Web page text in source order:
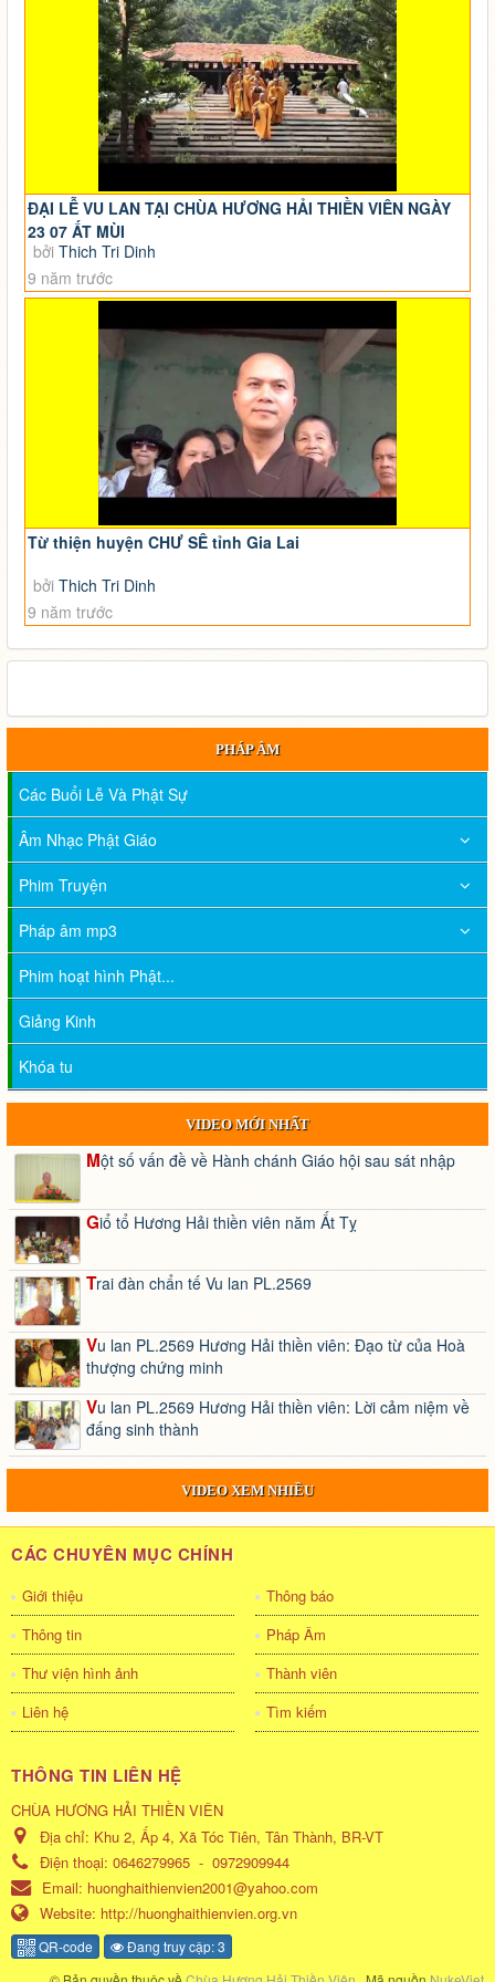
ĐẠI LỄ VU LAN TẠI CHÙA HƯƠNG HẢI THIỀN VIÊN NGÀY
23 07 ẤT MÙI
bởi Thich Tri Dinh
9 năm trước
Từ thiện huyện CHƯ SÊ tỉnh Gia Lai
bởi Thich Tri Dinh
9 năm trước
PHÁP ÂM
Các Buổi Lễ Và Phật Sự
Âm Nhạc Phật Giáo
Phim Truyện
Pháp âm mp3
Phim hoạt hình Phật...
Giảng Kinh
Khóa tu
VIDEO MỚI NHẤT
Một số vấn đề về Hành chánh Giáo hội sau sát nhập
Giổ tổ Hương Hải thiền viên năm Ất Tỵ
Trai đàn chẩn tế Vu lan PL.2569
Vu lan PL.2569 Hương Hải thiền viên: Đạo từ của Hoà
thượng chứng minh
Vu lan PL.2569 Hương Hải thiền viên: Lời cảm niệm về
đấng sinh thành
VIDEO XEM NHIỀU
CÁC CHUYÊN MỤC CHÍNH
Giới thiệu
Thông báo
Thông tin
Pháp Âm
Thư viện hình ảnh
Thành viên
Liên hệ
Tìm kiếm
THÔNG TIN LIÊN HỆ
CHÙA HƯƠNG HẢI THIỀN VIÊN
Địa chỉ: Khu 2, Ấp 4, Xã Tóc Tiên, Tân Thành, BR-VT
Điện thoại: 0646279965 - 0972909944
Email: huonghaithienvien2001@yahoo.com
Website: http://huonghaithienvien.org.vn
QR-code
Đang truy cập: 3